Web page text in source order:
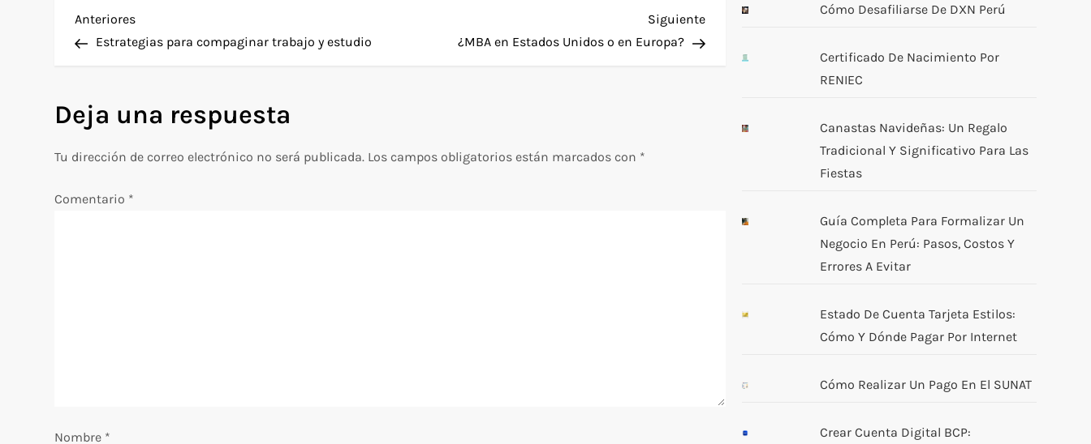
N
v
e
Entrada
anterior
Anteriores
Estrategias para compaginar trabajo y estudio
Siguiente
entrada
Siguiente
¿MBA en Estados Unidos o en Europa?
Deja una respuesta
Tu dirección de correo electrónico no será publicada. Los campos obligatorios están marcados con *
Comentario *
Nombre *
Cómo Desafiliarse De DXN Perú
Certificado De Nacimiento Por
RENIEC
Canastas Navideñas: Un Regalo
Tradicional Y Significativo Para Las
Fiestas
Guía Completa Para Formalizar Un
Negocio En Perú: Pasos, Costos Y
Errores A Evitar
Estado De Cuenta Tarjeta Estilos:
Cómo Y Dónde Pagar Por Internet
Cómo Realizar Un Pago En El SUNAT
Crear Cuenta Digital BCP: